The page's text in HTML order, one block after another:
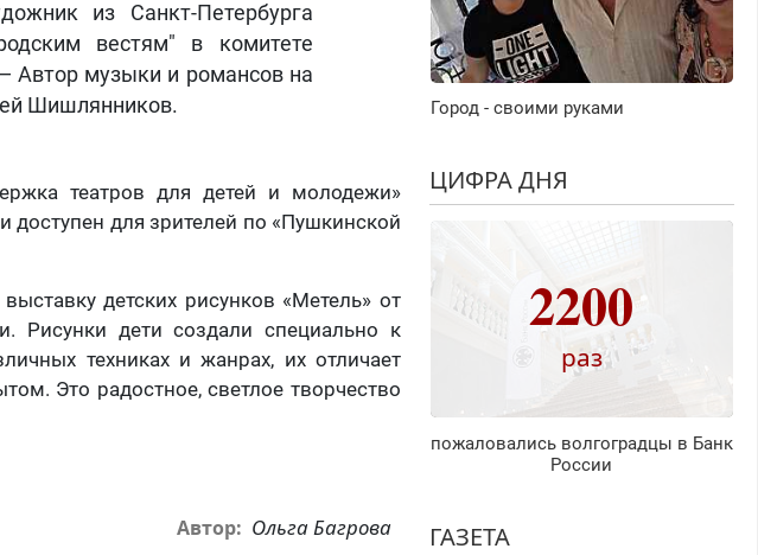
из Санкт-Петербурга
вестям" в комитете
Автор музыки и романсов на
Шишлянников.
театров для детей и молодежи»
доступен для зрителей по «Пушкинской
детских рисунков «Метель» от
Рисунки дети создали специально к
техниках и жанрах, их отличает
Это радостное, светлое творчество
Автор: Ольга Багрова
Город - своими руками
ЦИФРА ДНЯ
2200
раз
пожаловались волгоградцы в Банк
России
ГАЗЕТА